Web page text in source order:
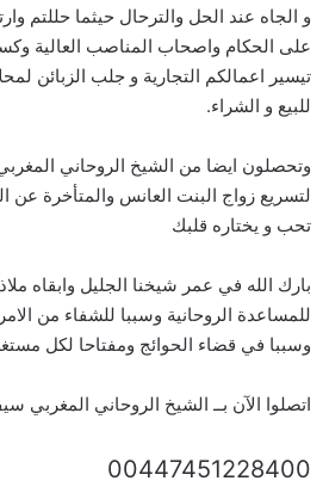
و الجاه عند الحل والترحال حيثما حللتم
على الحكام واصحاب المناصب العالية
تيسير اعمالكم التجارية و جلب الزبائن
للبيع و الشراء.
وتحصلون ايضا من الشيخ الروحاني
لتسريع زواج البنت العانس والمتأخرة عن
تحب و يختاره قلبك
بارك الله في عمر شيخنا الجليل وابقاه
للمساعدة الروحانية وسببا للشفاء من
وسببا في قضاء الحوائج ومفتاحا لكل
اتصلوا الآن بــ الشيخ الروحاني
00447451228400